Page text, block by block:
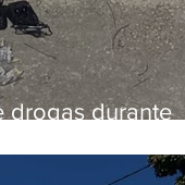
drogas durante